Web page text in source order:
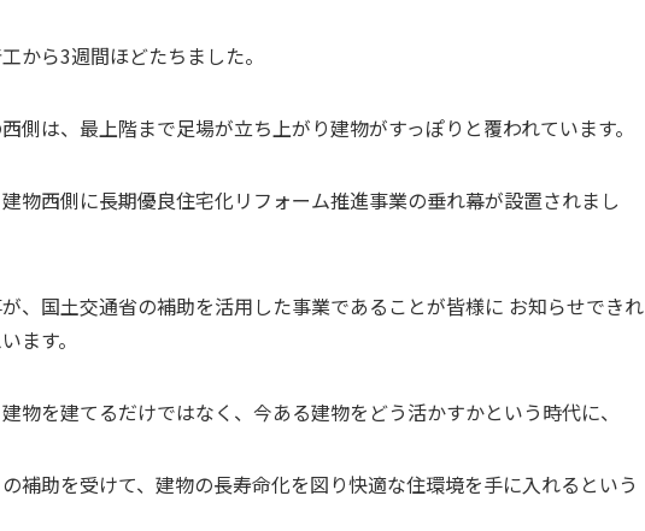
から3週間ほどたちました。
側は、最上階まで足場が立ち上がり建物がすっぽりと覆われています。
物西側に長期優良住宅化リフォーム推進事業の垂れ幕が設置されまし
、国土交通省の補助を活用した事業であることが皆様に お知らせできれ
ます。
物を建てるだけではなく、今ある建物をどう活かすかという時代に、
補助を受けて、建物の長寿命化を図り快適な住環境を手に入れるという